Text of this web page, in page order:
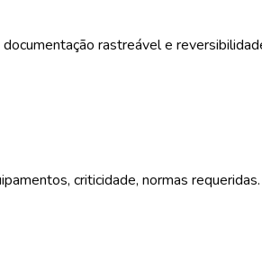
rastreável e
criticidade, normas